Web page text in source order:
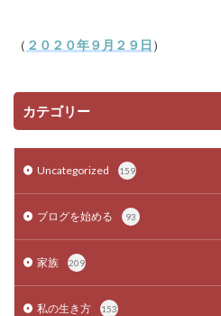
（ ２０２０年９月２９日 ）
カテゴリー
Uncategorized 159
ブログを始める 93
家族 209
私の生き方 153